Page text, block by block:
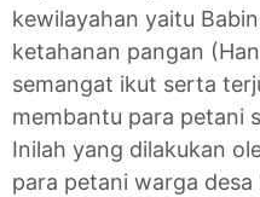
kewilayahan yaitu
ketahanan pangan
semangat ikut serta
membantu para petani
Inilah yang dilakukan
para petani warga desa